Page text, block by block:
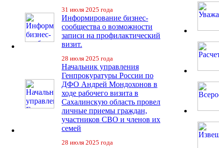
31 июля 2025 года
Информирование бизнес-
сообщества о возможности
записи на профилактический
визит.
28 июля 2025 года
Начальник управления
Генпрокуратуры России по
ДФО Андрей Мондохонов в
ходе рабочего визита в
Сахалинскую область провел
личные приемы граждан,
участников СВО и членов их
семей
28 июля 2025 года